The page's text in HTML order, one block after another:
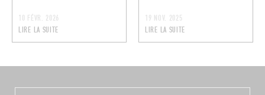
10 FÉVR. 2026
LIRE LA SUITE
19 NOV. 2025
LIRE LA SUITE